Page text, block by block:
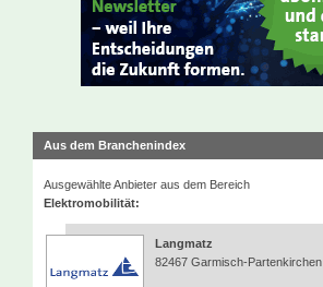
Aus dem Branchenindex
Ausgewählte Anbieter aus dem Bereich
Elektromobilität:
Langmatz
82467 Garmisch-Partenkirchen